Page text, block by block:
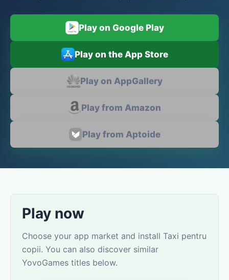
Play on Google Play
Play on the App Store
Play on AppGallery
Play from Amazon
Play from Aptoide
Play now
Choose your app market and install Taxi pentru
copii. You can also discover similar
YovoGames titles below.